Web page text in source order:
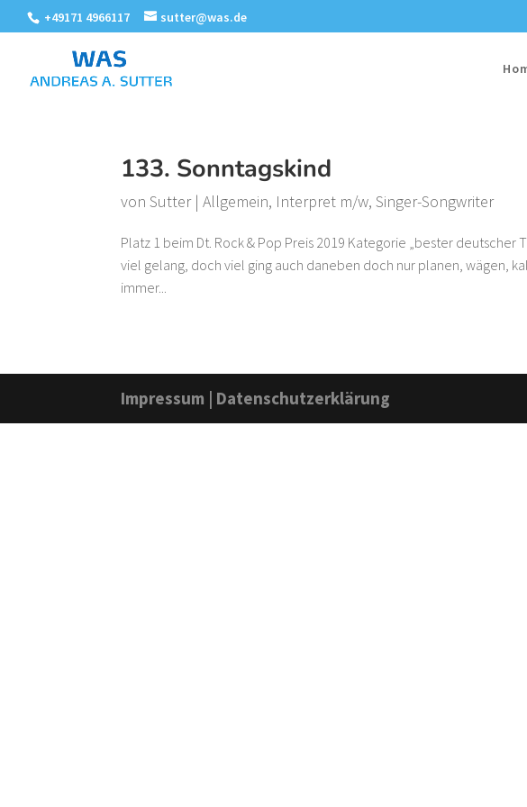
+49171 4966117 sutter@was.de
133. Sonntagskind
vonSutter|Allgemein, Interpret m/w,Singer-Songwriter
Platz 1 beim Dt. Rock & Pop Preis 2019 Kategorie „bester
viel gelang, doch viel ging auch daneben doch nur planen, wägen,
immer...
Impressum | Datenschutzerklärung